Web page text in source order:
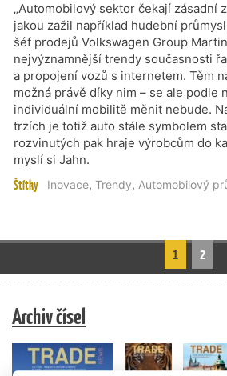
„Automobilový sektor čekají zásadní
jakou zažil například hudební
šéf prodejů Volkswagen Group
nejvýznamnější trendy současnosti
a propojení vozů s internetem. Těm
možná právě díky nim – se ale podle
individuální mobilitě měnit nebude.
trzích je totiž auto stále symbolem
rozvinutých pak hraje výrobcům do
myslí si Jahn.
Štítky Inovace, Trendy, Automobilový
1 2
Archiv čísel